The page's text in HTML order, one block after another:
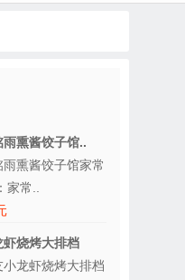
雨熏酱饺子馆..
熏酱饺子馆家常
家常..
虾烧烤大排档
小龙虾烧烤大排档